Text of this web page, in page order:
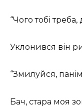
“Чого тобі треба,
Уклонився він
“Змилуйся,
Бач, стара моя